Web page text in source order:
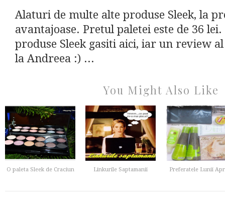
Alaturi de multe alte produse Sleek, la
avantajoase. Pretul paletei este de 36
produse Sleek gasiti aici, iar un review
la Andreea :) ...
You Might Also Like
O paleta Sleek de Craciun Linkurile Saptamanii Preferatele Lunii